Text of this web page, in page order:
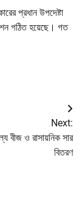
প্রধান উপদেষ্টা
গঠিত হয়েছে। গত
Next:
বীজ ও রাসায়নিক সার
বিতরণ